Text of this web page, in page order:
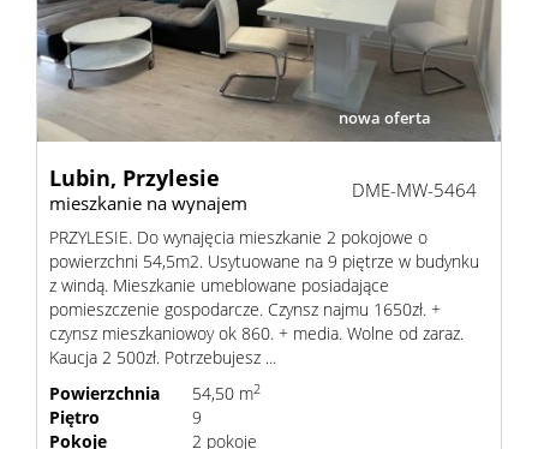
nowa oferta
Lubin, Przylesie
mieszkanie na wynajem
DME-MW-5464
PRZYLESIE. Do wynajęcia mieszkanie 2 pokojowe o
powierzchni 54,5m2. Usytuowane na 9 piętrze w budynku
z windą. Mieszkanie umeblowane posiadające
pomieszczenie gospodarcze. Czynsz najmu 1650zł. +
czynsz mieszkaniowoy ok 860. + media. Wolne od zaraz.
Kaucja 2 500zł. Potrzebujesz ...
Powierzchnia
54,50 m2
Piętro
9
Pokoje
2 pokoje